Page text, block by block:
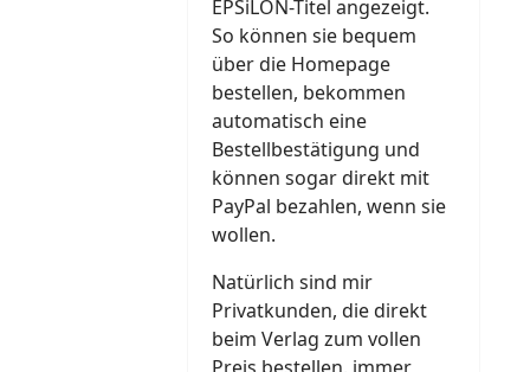
EPSiLON-Titel angezeigt.
So können sie bequem
über die Homepage
bestellen, bekommen
automatisch eine
Bestellbestätigung und
können sogar direkt mit
PayPal bezahlen, wenn sie
wollen.
Natürlich sind mir
Privatkunden, die direkt
beim Verlag zum vollen